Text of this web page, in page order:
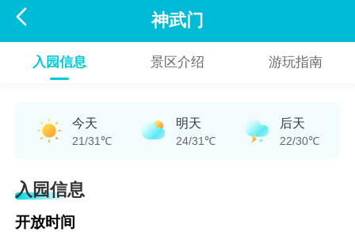
 神武门
入园信息 景区介绍 游玩指南
今天
21/31℃
明天
24/31℃
后天
22/30℃
入园信息
开放时间